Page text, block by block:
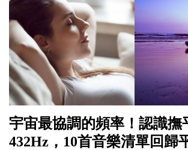
宇宙最協調的頻率！認識撫
432Hz，10首音樂清單回歸